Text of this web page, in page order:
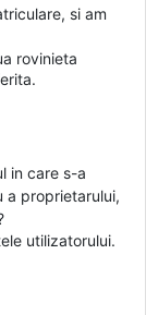
si am
rovinieta
in care s-a
a proprietarului,
utilizatorului.